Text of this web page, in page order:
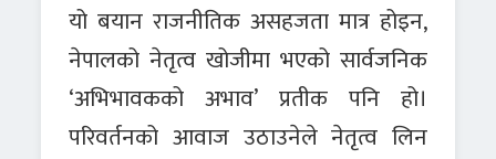
यो बयान राजनीतिक असहजता मात्र होइन,
नेपालको नेतृत्व खोजीमा भएको सार्वजनिक
‘अभिभावकको अभाव’ प्रतीक पनि हो।
परिवर्तनको आवाज उठाउनेले नेतृत्व लिन